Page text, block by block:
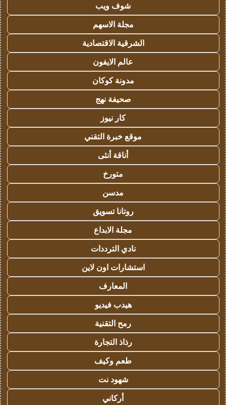
شوف ويب
مجلة الاسهم
الشرقية الاقتصادية
عالم الايفون
مدونة كوكان
صحيفة نهج
كار نيوز
موقع خبرة التقني
أناقة أنثى
متورخ
مدسن
روتانا تسويق
مجلة الابداع
نادي الترددات
استشارات اون لاين
المعارف
هيدب فيديو
رمح التقنية
رذاذ التجارة
طعم وكيف
شهود نت
أركاني